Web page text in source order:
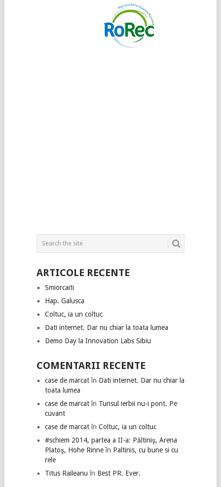
ARTICOLE RECENTE
Smiorcaiti
Hap. Galusca
Coltuc, ia un coltuc
Dati internet. Dar nu chiar la toata lumea
Demo Day la Innovation Labs Sibiu
COMENTARII RECENTE
case de marcatîn Dati internet. Dar nu chiar la
toata lumea
case de marcatîn Tunsul ierbii nu-i pont. Pe
cuvant
case de marcatîn Coltuc, ia un coltuc
#schiem 2014, partea a II-a: Păltiniş, Arena
Platoş, Hohe Rinneîn Paltinis, cu bune si cu
rele
Titus Raileanu în Best PR. Ever.